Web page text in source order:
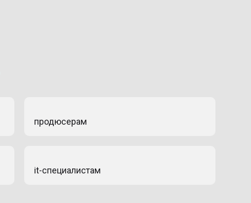
продюсерам
it-специалистам